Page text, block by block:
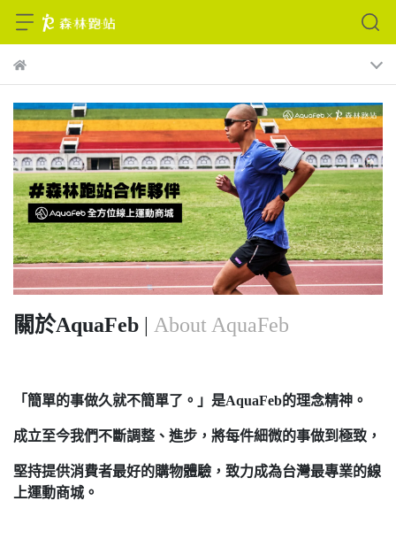
關於AquaFeb About AquaFeb
「簡單的事做久就不簡單了。」是AquaFeb的理念精神。
成立至今我們不斷調整、進步，將每件細微的事做到極致，
堅持提供消費者最好的購物體驗，致力成為台灣最專業的線
上運動商城。